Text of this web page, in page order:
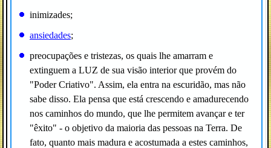
inimizades;
ansiedades;
preocupações e tristezas, os quais lhe amarram e
extinguem a LUZ de sua visão interior que provém do
"Poder Criativo". Assim, ela entra na escuridão, mas não
sabe disso. Ela pensa que está crescendo e amadurecendo
nos caminhos do mundo, que lhe permitem avançar e ter
"êxito" - o objetivo da maioria das pessoas na Terra. De
fato, quanto mais madura e acostumada a estes caminhos,